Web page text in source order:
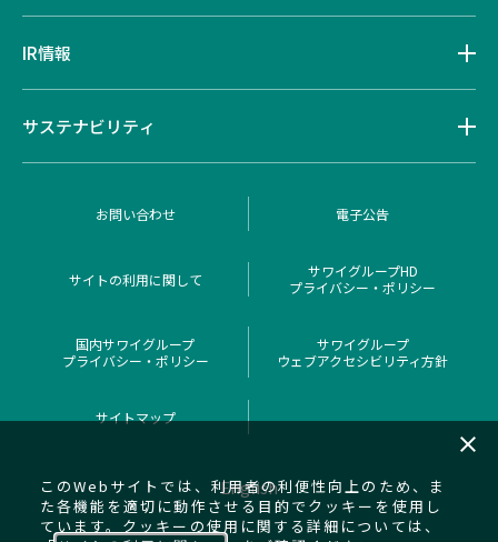
IR情報
サステナビリティ
お問い合わせ 電子公告
サイトの利用に関して
サワイグループHD
プライバシー・ポリシー
国内サワイグループ
プライバシー・ポリシー
サワイグループ
ウェブアクセシビリティ方針
サイトマップ
English
このWebサイトでは、利用者の利便性向上のため、ま
た各機能を適切に動作させる目的でクッキーを使用し
ています。クッキーの使用に関する詳細については、
close